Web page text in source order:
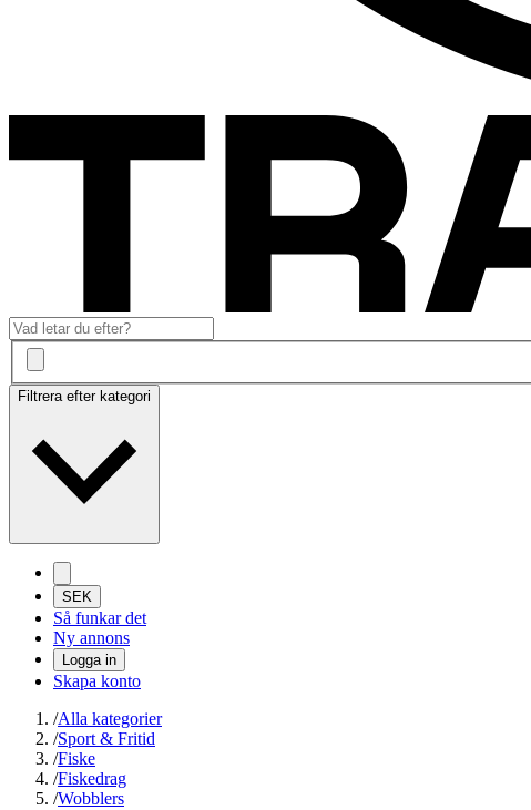
Filtrera efter kategori
SEK
Så funkar det
Ny annons
Logga in
Skapa konto
/Alla kategorier
/Sport & Fritid
/Fiske
/Fiskedrag
/Wobblers